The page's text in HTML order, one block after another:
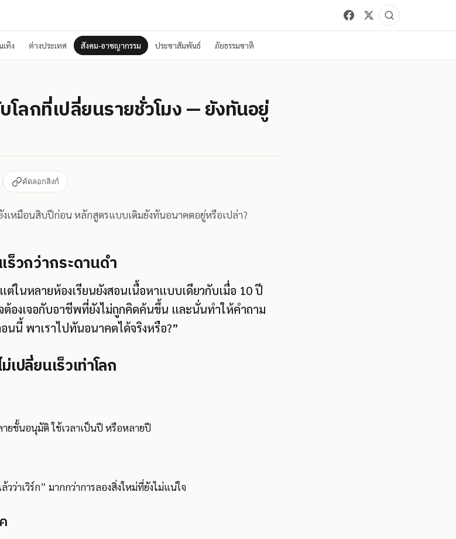
เทิง ต่างประเทศ สังคม-อาชญากรรม ประชาสัมพันธ์ ภัยธรรมชาติ
ลกที่เปลี่ยนรายชั่วโมง — ยังทันอยู่
คัดลอกลิงก์
งเหมือนสิบปีก่อน หลักสูตรแบบเดิมยังทันอนาคตอยู่หรือเปล่า?
วกว่ากระดานดำ
ในหลายห้องเรียนยังสอนเนื้อหาแบบเดียวกับเมื่อ 10 ปี
ต้องเจอกับอาชีพที่ยังไม่ถูกคิดค้นขึ้น และนั่นทำให้คำถาม
นี้ พาเราไปทันอนาคตได้จริงหรือ?”
ปลี่ยนเร็วเท่าโลก
ยชั้นอนุมัติ ใช้เวลาเป็นปี หรือหลายปี
าเวิร์ก” มากกว่าการลองสิ่งใหม่ที่ยังไม่แน่ใจ